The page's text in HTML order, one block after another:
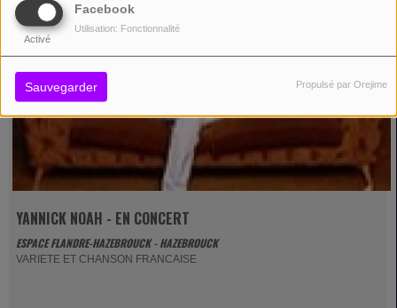
Facebook
Activé
Utilisation: Fonctionnalité
Sauvegarder Propulsé par Orejime
YANNICK NOAH - EN CONCERT
ESPACE FLANDRE-HAZEBROUCK - HAZEBROUCK
VARIETE ET CHANSON FRANCAISE